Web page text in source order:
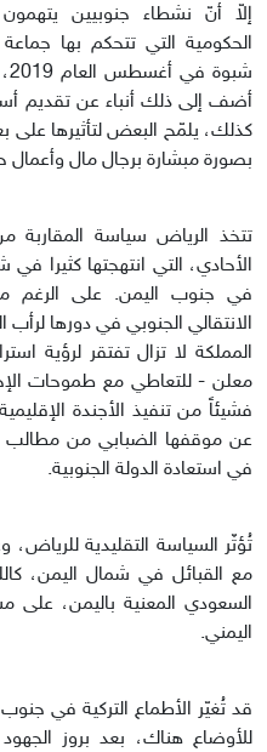
إلاّ أنّ نشطاء جنوبيين
الحكومية التي تتحكم بها
أضف إلى ذلك أنباء عن تقديم
كذلك، يلمّح البعض لتأثيرها على
بصورة مبشارة برجال مال وأعمال
تتخذ الرياض سياسة
الأحادي، التي انتهجتها كثيرا
في جنوب اليمن. على الرغم
الانتقالي الجنوبي في دورها
المملكة لا تزال تفتقر لرؤية
معلن - للتعاطي مع طموحات
فشيئاً من تنفيذ الأجندة
عن موقفها الضبابي من مطالب
في استعادة الدولة الجنوبية.
تُؤثّر السياسة التقليدية
مع القبائل في شمال اليمن،
السعودي المعنية باليمن، على
اليمني.
قد تُغيّر الأطماع التركية في
للأوضاع هناك، بعد بروز